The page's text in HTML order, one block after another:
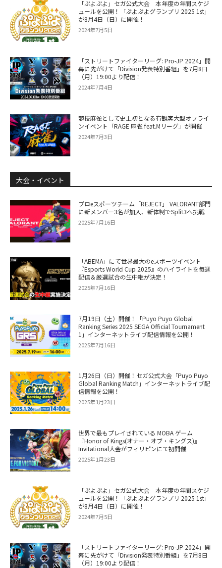
「ぷよぷよ」セガ公式大会 本年度の年間スケジ
ュールを公開！「ぷよぷよグランプリ 2025 1st」
が8月4日（日）に開催！
2024年7月5日
「ストリートファイターリーグ: Pro-JP 2024」開
幕に先がけて「Division発表特別番組」を7月8日
（月）19:00より配信！
2024年7月4日
競技麻雀として史上初となる有観客大型オフライ
ンイベント「RAGE 麻雀 feat.Mリーグ」が開催
2024年7月3日
大会・イベント
プロeスポーツチーム「REJECT」 VALORANT部門
に新メンバー3名が加入、新体制でSplit3へ挑戦
2025年7月16日
「ABEMA」にて世界最大のeスポーツイベント
『Esports World Cup 2025』のハイライトを毎週
配信＆厳選試合の生中継が決定！
2025年7月16日
7月19日（土）開催！「Puyo Puyo Global
Ranking Series 2025 SEGA Official Tournament
1」インターネットライブ配信情報を公開！
2025年7月16日
1月26日（日）開催！セガ公式大会「Puyo Puyo
Global Ranking Match」インターネットライブ配
信情報を公開！
2025年1月23日
世界で最もプレイされている MOBA ゲーム
『Honor of Kings(オナー・オブ・キングス)』
Invitational大会がフィリピンにて初開催
2025年1月23日
「ぷよぷよ」セガ公式大会 本年度の年間スケジ
ュールを公開！「ぷよぷよグランプリ 2025 1st」
が8月4日（日）に開催！
2024年7月5日
「ストリートファイターリーグ: Pro-JP 2024」開
幕に先がけて「Division発表特別番組」を7月8日
（月）19:00より配信！